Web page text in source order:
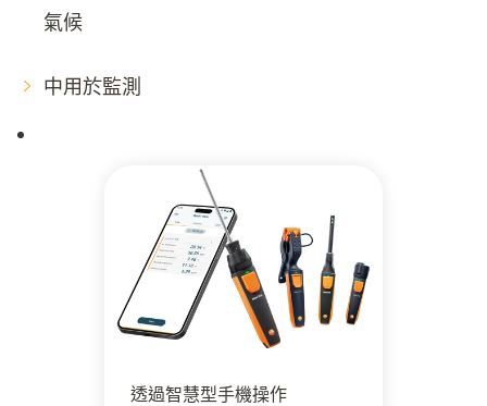
氣候
中用於監測
透過智慧型手機操作